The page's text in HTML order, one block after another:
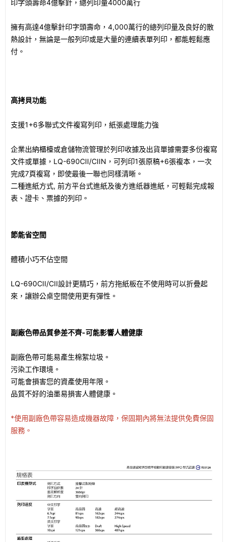
印字頭壽命4億擊針，總列印量4000萬行
擁有高達4億擊針印字頭壽命，4,000萬行的總列印量及良好的散
熱設計，無論是一般列印或是大量的連續表單列印，都能輕鬆應
付。
高拷貝功能
支援1+6多聯式文件複寫列印，紙張處理能力強
企業出納櫃檯或倉儲物流管理於列印收據及出貨單據需要多份複寫
文件或單據，LQ-690CII/CIIN，可列印1張原稿+6張複本，一次
完成7頁複寫，即使最後一聯也同樣清晰。
二種進紙方式, 前方平台式進紙及後方進纸器進紙，可輕鬆完成報
表、證卡、票據的列印。
節能省空間
體積小巧不佔空間
LQ-690CII/CII設計更精巧，前方拖紙板在不使用時可以折疊起
來，讓辦公桌空間使用更有彈性。
副廠色帶品質參差不齊-可能影響人體健康
副廠色帶可能易產生棉絮垃圾。
污染工作環境。
可能會損害您的資產使用年限。
品質不好的油墨易損害人體健康。
*使用副廠色帶容易造成機器故障，保固期內將無法提供免費保固
服務。